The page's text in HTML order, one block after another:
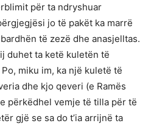
për ta ndryshuar
jo të pakët ka marrë
të zezë dhe anasjelltas.
duhet ta ketë kuletën të
miku im, ka një kuletë të
dhe kjo qeveri (e Ramës
përkëdhel vemje të tilla për të
gjë se sa do t’ia arrijnë ta